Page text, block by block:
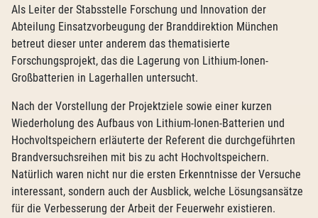
Als Leiter der Stabsstelle Forschung und Innovation der
Abteilung Einsatzvorbeugung der Branddirektion München
betreut dieser unter anderem das thematisierte
Forschungsprojekt, das die Lagerung von Lithium-Ionen-
Großbatterien in Lagerhallen untersucht.
Nach der Vorstellung der Projektziele sowie einer kurzen
Wiederholung des Aufbaus von Lithium-Ionen-Batterien und
Hochvoltspeichern erläuterte der Referent die durchgeführten
Brandversuchsreihen mit bis zu acht Hochvoltspeichern.
Natürlich waren nicht nur die ersten Erkenntnisse der Versuche
interessant, sondern auch der Ausblick, welche Lösungsansätze
für die Verbesserung der Arbeit der Feuerwehr existieren.